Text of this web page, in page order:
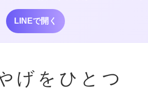
LINEで開く
げをひとつ